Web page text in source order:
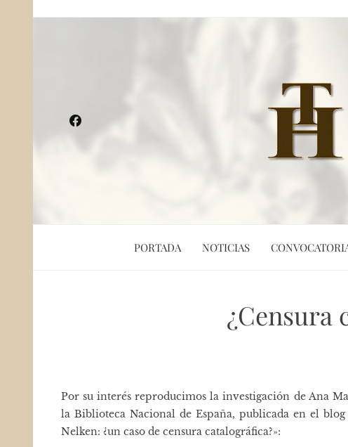
PORTADA NOTICIAS
¿Censura
Por su interés reproducimos la investigación de Ana
la Biblioteca Nacional de España, publicada en el
Nelken: ¿un caso de censura catalográfica?»: